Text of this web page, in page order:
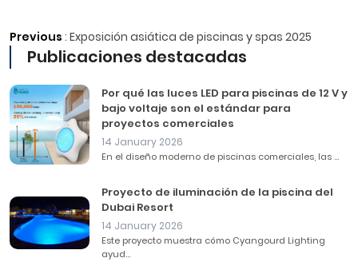
Previous : Exposición asiática de piscinas y spas 2025
Publicaciones destacadas
Por qué las luces LED para piscinas de 12 V y
bajo voltaje son el estándar para
proyectos comerciales
14 January 2026
En el diseño moderno de piscinas comerciales, las ...
Proyecto de iluminación de la piscina del
Dubai Resort
14 January 2026
Este proyecto muestra cómo Cyangourd Lighting
ayud...